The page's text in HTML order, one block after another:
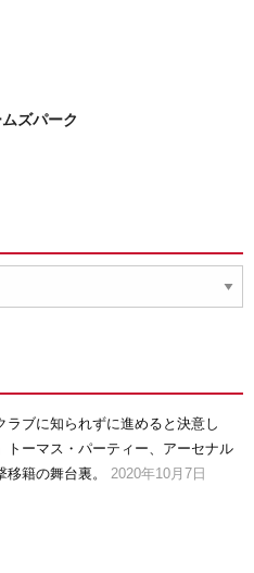
ズパーク
ラブに知られずに進めると決意し
トーマス・パーティー、アーセナル
移籍の舞台裏。
2020年10月7日